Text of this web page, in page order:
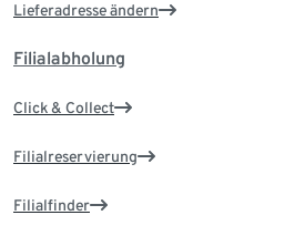
Lieferadresse ändern
Filialabholung
Click & Collect
Filialreservierung
Filialfinder